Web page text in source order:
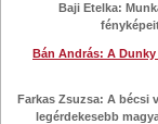
Baji Etelka:
Bán András: A Dunky
Farkas Zsuzsa: A bécsi
legérdekesebb